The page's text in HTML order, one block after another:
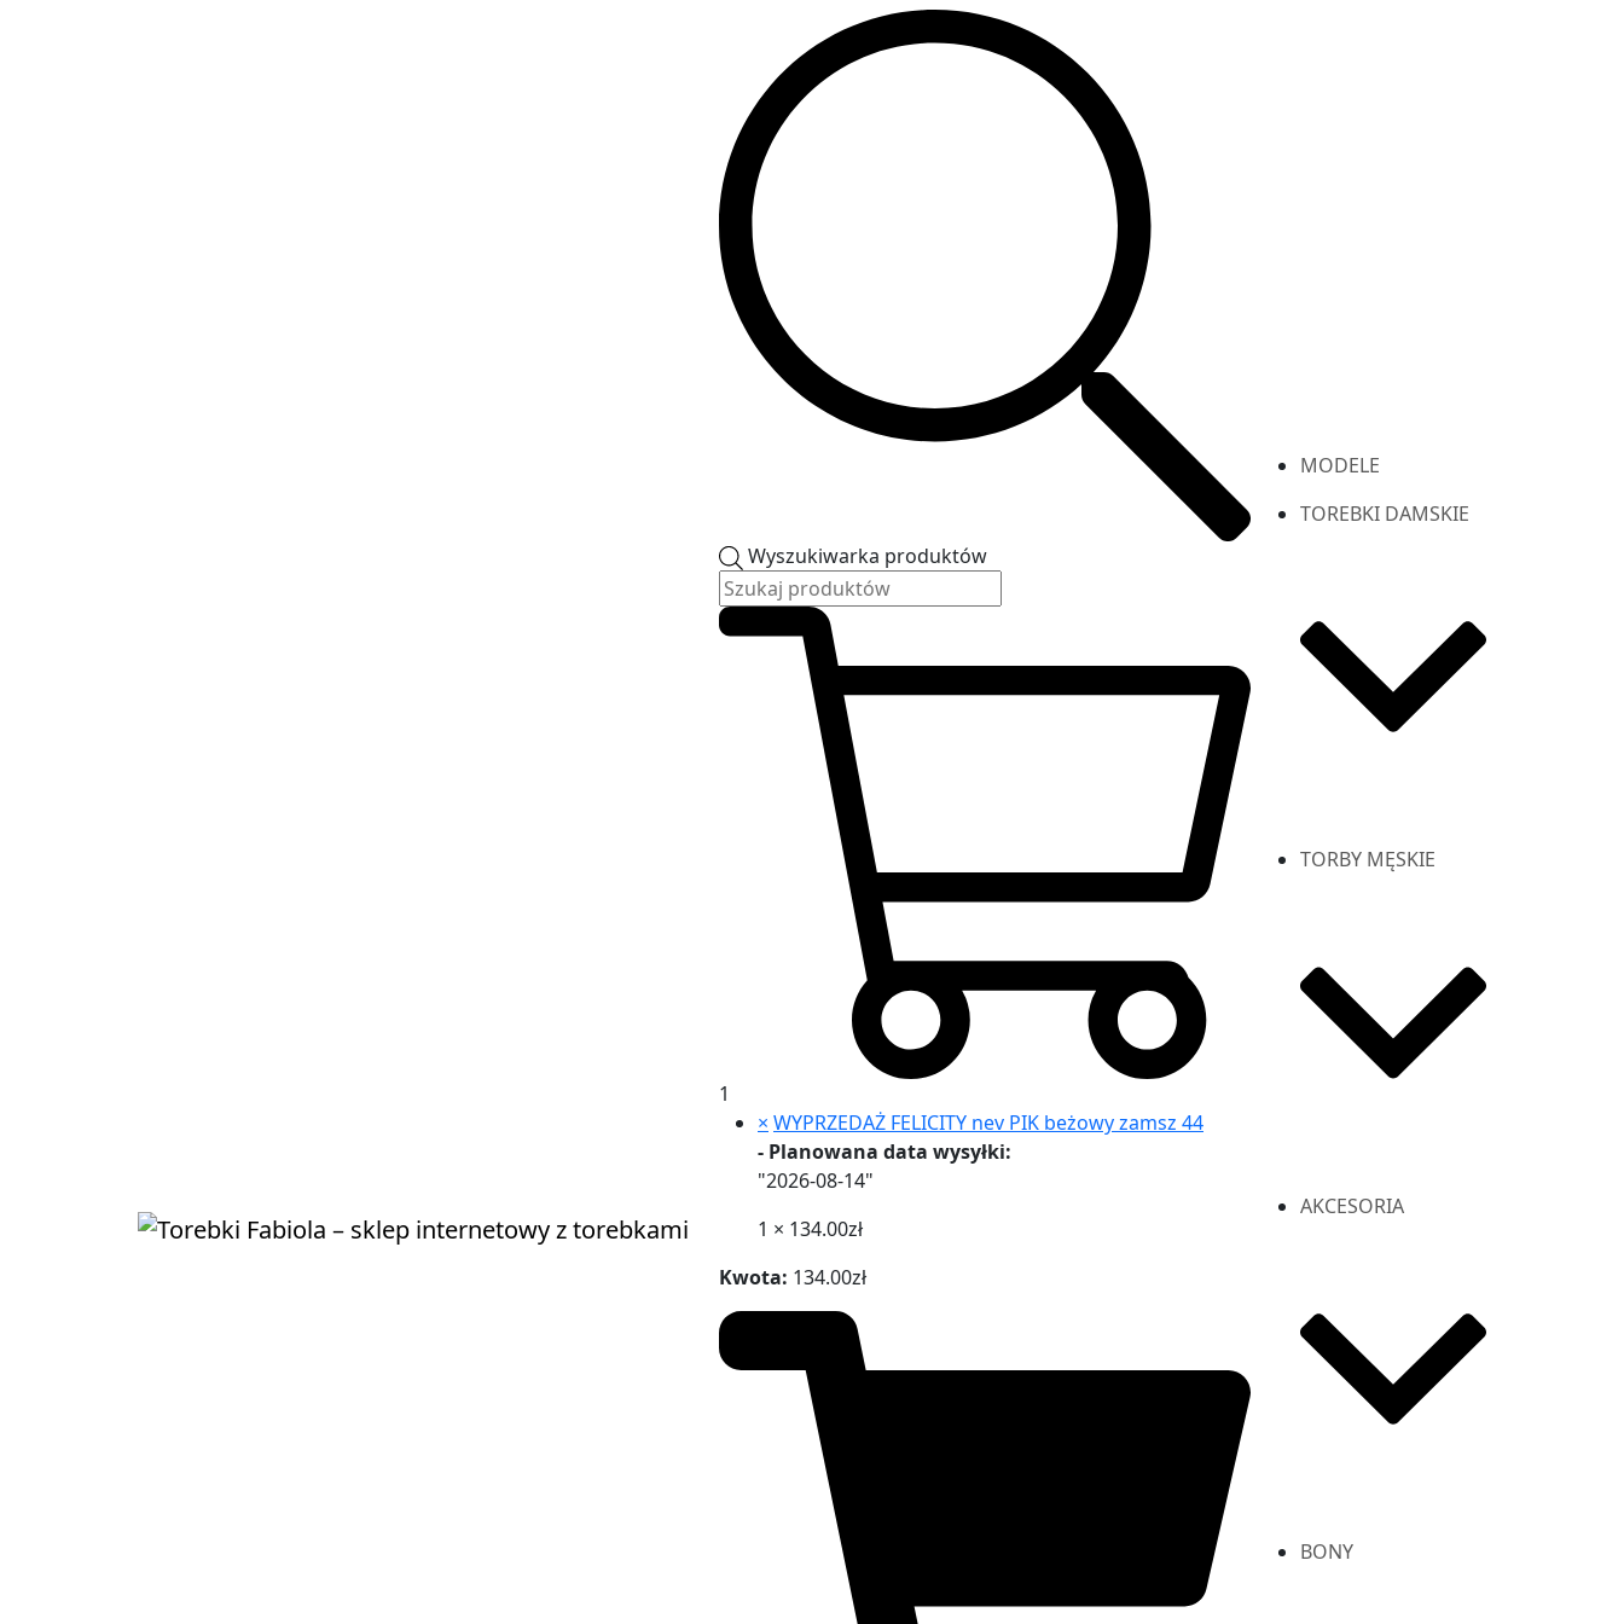
Wyszukiwarka produktów
1
× WYPRZEDAŻ FELICITY nev PIK beżowy zamsz 44
- Planowana data wysyłki:
"2026-08-14"
1 × 134.00zł
Kwota: 134.00zł
MODELE
TOREBKI DAMSKIE
TORBY MĘSKIE
AKCESORIA
BONY